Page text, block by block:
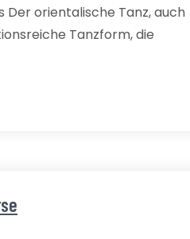
Der orientalische Tanz, auch
Tanzform, die